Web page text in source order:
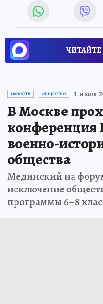
НОВОСТИ ОБЩЕСТВО 1 июля
В Москве
конференция
военно-
общества
Мединский на
исключение
программы 6–8